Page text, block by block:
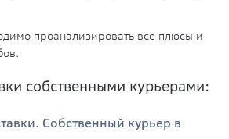
проанализировать все плюсы и
собственными курьерами:
Собственный курьер в